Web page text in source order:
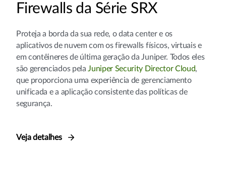
Firewalls da Série SRX
Proteja a borda da sua rede, o data center e os
aplicativos de nuvem com os firewalls físicos, virtuais e
em contêineres de última geração da Juniper. Todos eles
são gerenciados pelaJuniper Security Director Cloud,
que proporciona uma experiência de gerenciamento
unificada e a aplicação consistente das políticas de
segurança.
Veja detalhes